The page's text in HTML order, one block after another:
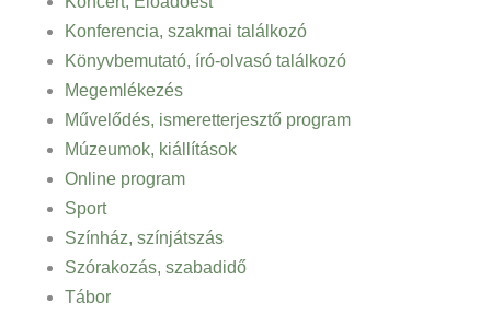
Konferencia, szakmai találkozó
Könyvbemutató, író-olvasó találkozó
Megemlékezés
Művelődés, ismeretterjesztő program
Múzeumok, kiállítások
Online program
Sport
Színház, színjátszás
Szórakozás, szabadidő
Tábor